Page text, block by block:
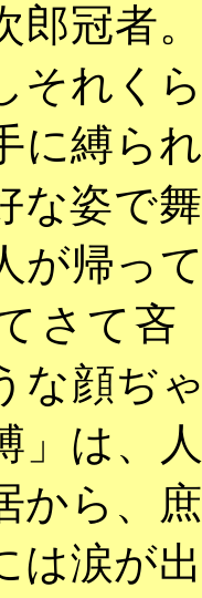
郎冠者
それく
に縛ら
な姿で
が帰っ
さて吝
な顔ぢ
」は、
から、
は涙が